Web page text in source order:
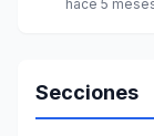
hace 5
Secciones